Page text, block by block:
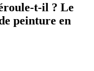
t-il ? Le
peinture en